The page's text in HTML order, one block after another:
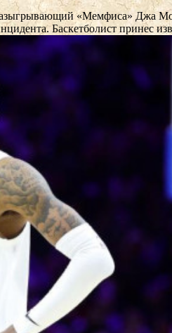
«Мемфиса» Джа
Баскетболист принес